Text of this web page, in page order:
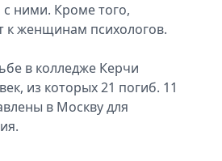
ними. Кроме того,
к женщинам психологов.
в колледже Керчи
из которых 21 погиб. 11
в Москву для